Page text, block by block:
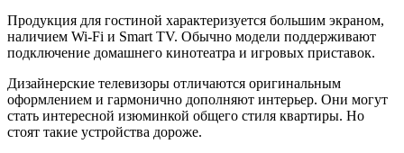
Продукция для гостиной характеризуется большим экраном,
наличием Wi-Fi и Smart TV. Обычно модели поддерживают
подключение домашнего кинотеатра и игровых приставок.
Дизайнерские телевизоры отличаются оригинальным
оформлением и гармонично дополняют интерьер. Они могут
стать интересной изюминкой общего стиля квартиры. Но
стоят такие устройства дороже.